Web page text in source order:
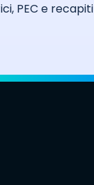
PEC e recapiti